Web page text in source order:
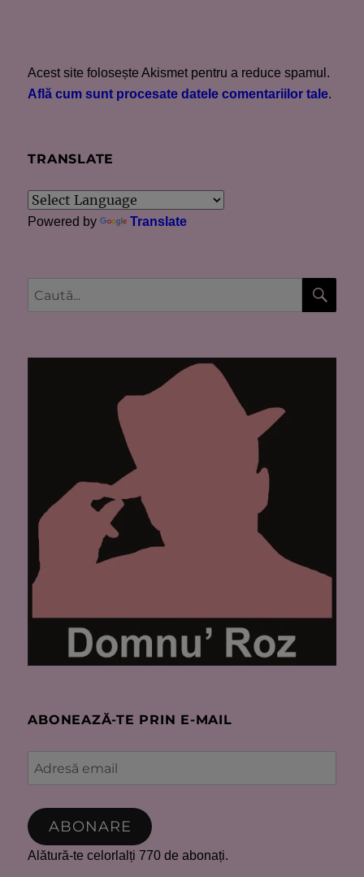
Acest site folosește Akismet pentru a reduce spamul.
Află cum sunt procesate datele comentariilor tale.
TRANSLATE
Powered by Translate
după:
ABONEAZĂ-TE PRIN E-MAIL
Adresă
email
ABONARE
Alătură-te celorlalți 770 de abonați.